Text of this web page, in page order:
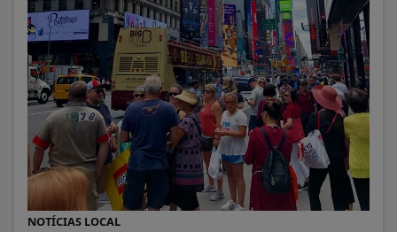
NOTÍCIAS LOCAL